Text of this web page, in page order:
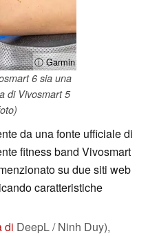
ⓘ Garmin
6 sia una
di Vivosmart 5
da una fonte ufficiale di
fitness band Vivosmart
su due siti web
caratteristiche
di DeepL / Ninh Duy),